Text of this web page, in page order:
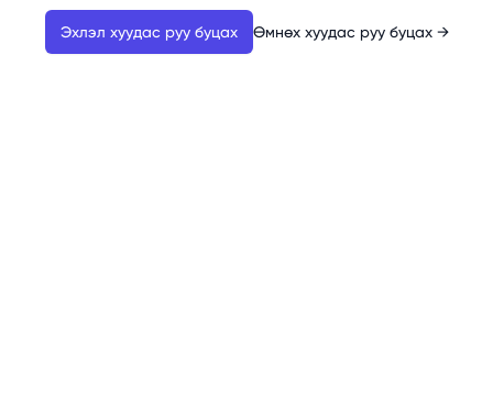
Эхлэл хуудас руу буцах Өмнөх хуудас руу буцах →